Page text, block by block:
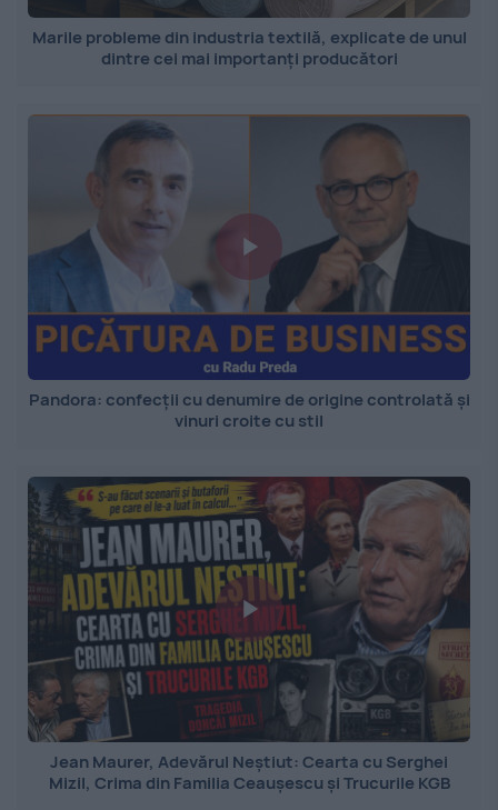
Marile probleme din industria textilă, explicate de unul
dintre cei mai importanți producători
Pandora: confecții cu denumire de origine controlată și
vinuri croite cu stil
Jean Maurer, Adevărul Neștiut: Cearta cu Serghei
Mizil, Crima din Familia Ceaușescu și Trucurile KGB